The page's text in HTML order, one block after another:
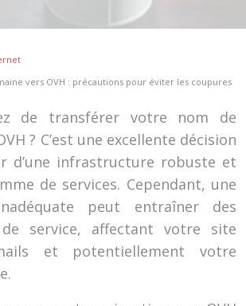
vers OVH : précautions pour éviter les coupures
de transférer votre nom de
? C’est une excellente décision
d’une infrastructure robuste et
de services. Cependant, une
peut entraîner des
service, affectant votre site
et potentiellement votre